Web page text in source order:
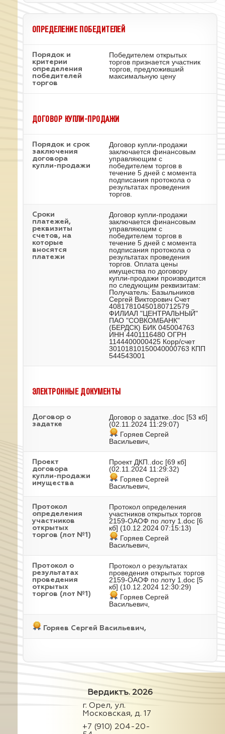
ОПРЕДЕЛЕНИЕ ПОБЕДИТЕЛЕЙ
Порядок и
критерии
определения
победителей
торгов
Победителем открытых
торгов признается участник
торгов, предложивший
максимальную цену
ДОГОВОР КУПЛИ-ПРОДАЖИ
Порядок и срок
заключения
договора
купли-продажи
Договор купли-продажи
заключается финансовым
управляющим с
победителем торгов в
течение 5 дней с момента
подписания протокола о
результатах проведения
торгов.
Сроки
платежей,
реквизиты
счетов, на
которые
вносятся
платежи
Договор купли-продажи
заключается финансовым
управляющим с
победителем торгов в
течение 5 дней с момента
подписания протокола о
результатах проведения
торгов. Оплата цены
имущества по договору
купли-продажи производится
по следующим реквизитам:
Получатель: Базыльников
Сергей Викторович Счет
40817810450180712579
ФИЛИАЛ "ЦЕНТРАЛЬНЫЙ"
ПАО "СОВКОМБАНК"
(БЕРДСК) БИК 045004763
ИНН 4401116480 ОГРН
1144400000425 Корр/счет
30101810150040000763 КПП
544543001
ЭЛЕКТРОННЫЕ ДОКУМЕНТЫ
Договор о
задатке
Договор о задатке..doc [53 кб]
(02.11.2024 11:29:07)
Горяев Сергей
Васильевич,
Проект
договора
купли-продажи
имущества
Проект ДКП..doc [69 кб]
(02.11.2024 11:29:32)
Горяев Сергей
Васильевич,
Протокол
определения
участников
открытых
торгов (лот №1)
Протокол определения
участников открытых торгов
2159-ОАОФ по лоту 1.doc [6
кб] (10.12.2024 07:15:13)
Горяев Сергей
Васильевич,
Протокол о
результатах
проведения
открытых
торгов (лот №1)
Протокол о результатах
проведения открытых торгов
2159-ОАОФ по лоту 1.doc [5
кб] (10.12.2024 12:30:29)
Горяев Сергей
Васильевич,
Горяев Сергей Васильевич,
Вердиктъ. 2026
г. Орел, ул.
Московская, д. 17
+7 (910) 204-20-